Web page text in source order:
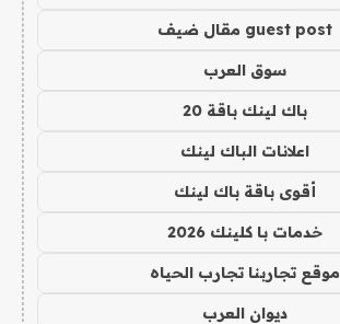
guest post مقال ضيف
سوق العرب
باك لينك باقة 20
اعلانات الباك لينك
أقوى باقة باك لينك
خدمات با كلينك 2026
موقع تجاربنا تجارب الحياه
ديوان العرب